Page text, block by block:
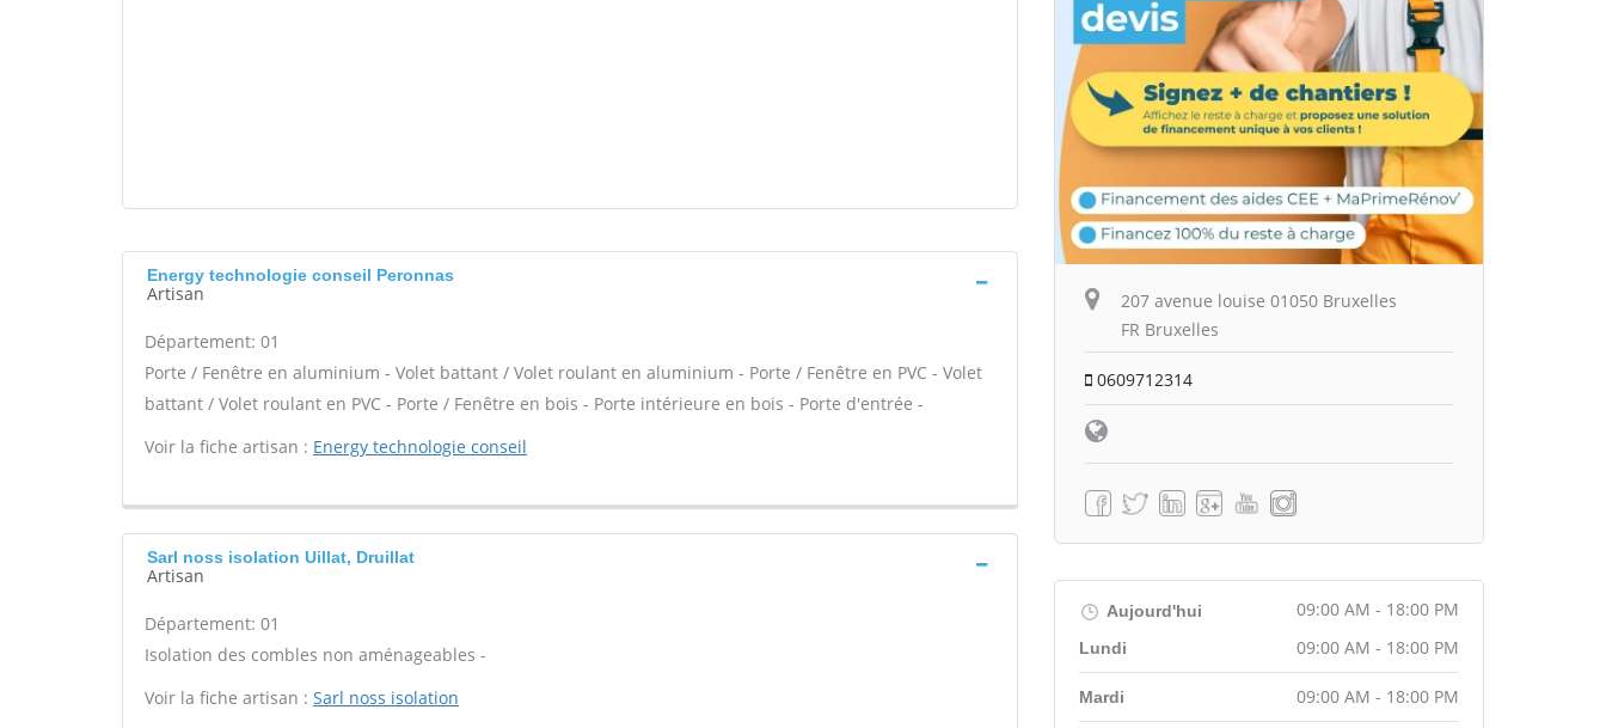
Energy technologie conseil Peronnas
Artisan
Département: 01
Porte / Fenêtre en aluminium - Volet battant / Volet roulant en aluminium - Porte / Fenêtre en PVC - Volet
battant / Volet roulant en PVC - Porte / Fenêtre en bois - Porte intérieure en bois - Porte d'entrée -
Voir la fiche artisan : Energy technologie conseil
Sarl noss isolation Uillat, Druillat
Artisan
Département: 01
Isolation des combles non aménageables -
Voir la fiche artisan : Sarl noss isolation
207 avenue louise 01050 Bruxelles
FR Bruxelles
0609712314
Aujourd'hui 09:00 AM - 18:00 PM
Lundi 09:00 AM - 18:00 PM
Mardi 09:00 AM - 18:00 PM